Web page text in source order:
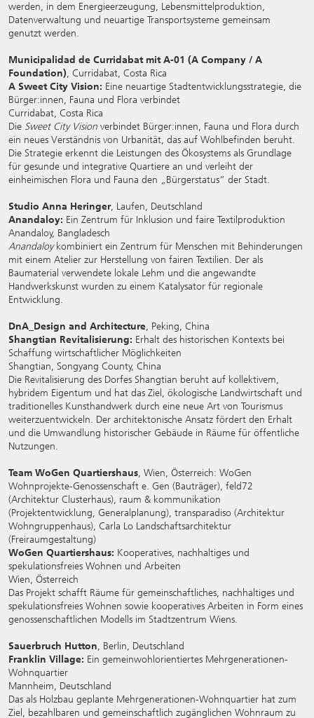
werden, in dem Energieerzeugung, Lebensmittelproduktion,
Datenverwaltung und neuartige Transportsysteme gemeinsam
genutzt werden.
Municipalidad de Curridabat mit A-01 (A Company / A
Foundation), Curridabat, Costa Rica
A Sweet City Vision: Eine neuartige Stadtentwicklungsstrategie, die
Bürger:innen, Fauna und Flora verbindet
Curridabat, Costa Rica
Die Sweet City Vision verbindet Bürger:innen, Fauna und Flora durch
ein neues Verständnis von Urbanität, das auf Wohlbefinden beruht.
Die Strategie erkennt die Leistungen des Ökosystems als Grundlage
für gesunde und integrative Quartiere an und verleiht der
einheimischen Flora und Fauna den „Bürgerstatus“ der Stadt.
Studio Anna Heringer, Laufen, Deutschland
Anandaloy: Ein Zentrum für Inklusion und faire Textilproduktion
Anandaloy, Bangladesch
Anandaloykombiniert ein Zentrum für Menschen mit Behinderungen
mit einem Atelier zur Herstellung von fairen Textilien. Der als
Baumaterial verwendete lokale Lehm und die angewandte
Handwerkskunst wurden zu einem Katalysator für regionale
Entwicklung.
DnA_Design and Architecture, Peking, China
Shangtian Revitalisierung: Erhalt des historischen Kontexts bei
Schaffung wirtschaftlicher Möglichkeiten
Shangtian, Songyang County, China
Die Revitalisierung des Dorfes Shangtian beruht auf kollektivem,
hybridem Eigentum und hat das Ziel, ökologische Landwirtschaft und
traditionelles Kunsthandwerk durch eine neue Art von Tourismus
weiterzuentwickeln. Der architektonische Ansatz fördert den Erhalt
und die Umwandlung historischer Gebäude in Räume für öffentliche
Nutzungen.
Team WoGen Quartiershaus, Wien, Österreich: WoGen
Wohnprojekte-Genossenschaft e. Gen (Bauträger), feld72
(Architektur Clusterhaus), raum & kommunikation
(Projektentwicklung, Generalplanung), transparadiso (Architektur
Wohngruppenhaus), Carla Lo Landschaftsarchitektur
(Freiraumgestaltung)
WoGen Quartiershaus: Kooperatives, nachhaltiges und
spekulationsfreies Wohnen und Arbeiten
Wien, Österreich
Das Projekt schafft Räume für gemeinschaftliches, nachhaltiges und
spekulationsfreies Wohnen sowie kooperatives Arbeiten in Form eines
genossenschaftlichen Modells im Stadtzentrum Wiens.
Sauerbruch Hutton, Berlin, Deutschland
Franklin Village: Ein gemeinwohlorientiertes Mehrgenerationen-
Wohnquartier
Mannheim, Deutschland
Das als Holzbau geplante Mehrgenerationen-Wohnquartier hat zum
Ziel, bezahlbaren und gemeinschaftlich zugänglichen Wohnraum zu